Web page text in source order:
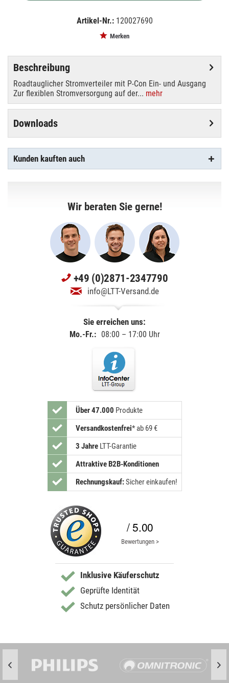
Artikel-Nr.: 120027690
Merken
Beschreibung
Roadtauglicher Stromverteiler mit P-Con Ein- und Ausgang
Zur flexiblen Stromversorgung auf der... mehr
Downloads
Kunden kauften auch
Wir beraten Sie gerne!
+49 (0)2871-2347790
info@LTT-Versand.de
Sie erreichen uns:
Mo.-Fr.: 08:00 – 17:00 Uhr
Über 47.000 Produkte
Versandkostenfrei* ab 69 €
3 JahreLTT-Garantie
Attraktive B2B-Konditionen
Rechnungskauf:Sicher einkaufen!
/ 5.00
Bewertungen >
Inklusive Käuferschutz
Geprüfte Identität
Schutz persönlicher Daten